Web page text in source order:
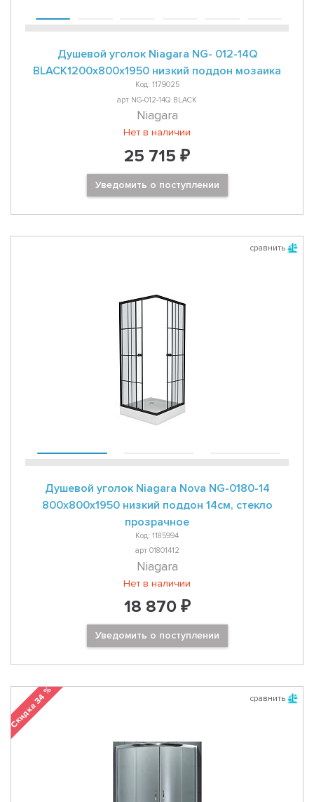
Душевой уголок Niagara NG- 012-14Q
BLACK1200х800х1950 низкий поддон мозаика
Код: 1179025
арт NG-012-14Q BLACK
Niagara
Нет в наличии
25 715 ₽
Уведомить о поступлении
сравнить
Душевой уголок Niagara Nova NG-0180-14
800х800х1950 низкий поддон 14см, стекло
прозрачное
Код: 1185994
арт 01801412
Niagara
Нет в наличии
18 870 ₽
Уведомить о поступлении
сравнить
Скидка 34 %